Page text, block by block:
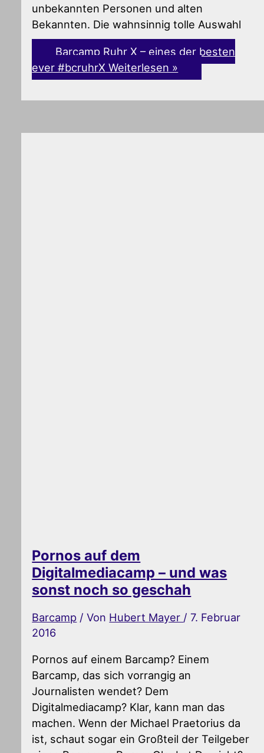
unbekannten Personen und alten
Bekannten. Die wahnsinnig tolle Auswahl
Barcamp Ruhr X – eines der besten
ever #bcruhrX Weiterlesen »
Pornos auf dem
Digitalmediacamp – und was
sonst noch so geschah
Barcamp / Von Hubert Mayer /7. Februar
2016
Pornos auf einem Barcamp? Einem
Barcamp, das sich vorrangig an
Journalisten wendet? Dem
Digitalmediacamp? Klar, kann man das
machen. Wenn der Michael Praetorius da
ist, schaut sogar ein Großteil der Teilgeber